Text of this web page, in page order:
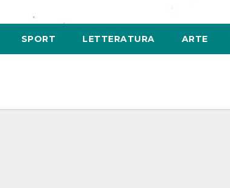
SPORT LETTERATURA ARTE